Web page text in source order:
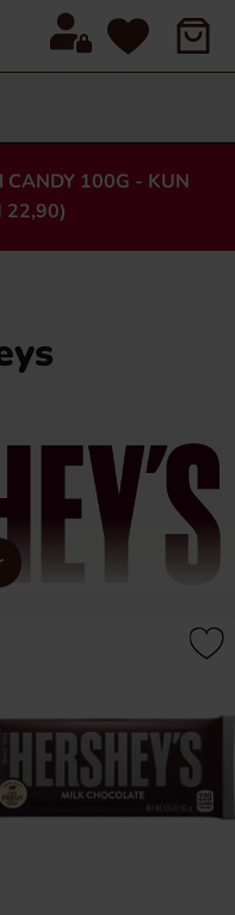
CANDY 100G - KUN
22,90)
Cookies N Creme,